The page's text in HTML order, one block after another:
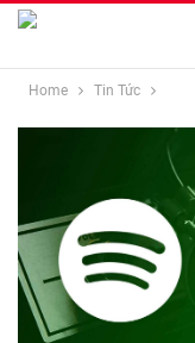
Home Tin Tức